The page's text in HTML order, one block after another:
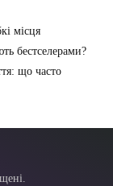
місця
бестселерами?
що часто